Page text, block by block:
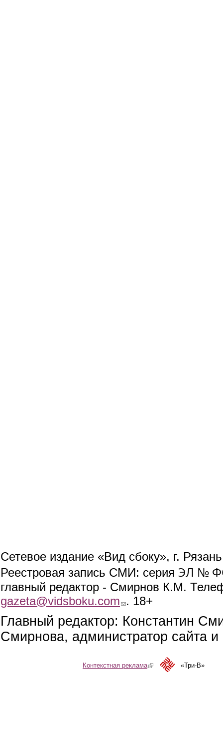
Сетевое издание «Вид сбоку», г.
Реестровая запись СМИ: серия ЭЛ №
главный редактор - Смирнов К.М.
gazeta@vidsboku.com (link sends e-mail)
. 18+
Главный редактор: Константин
Смирнова, администратор сайта
Контекстная реклама(link is external)«Три-В»